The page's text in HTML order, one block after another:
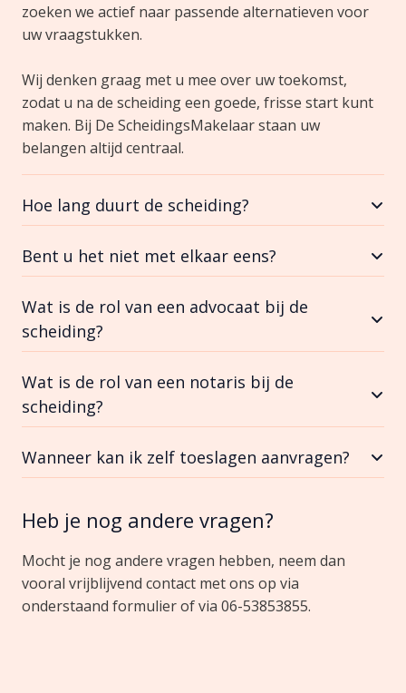
zoeken we actief naar passende alternatieven voor
uw vraagstukken.
Wij denken graag met u mee over uw toekomst,
zodat u na de scheiding een goede, frisse start kunt
maken. Bij De ScheidingsMakelaar staan uw
belangen altijd centraal.
Hoe lang duurt de scheiding?
Bent u het niet met elkaar eens?
Wat is de rol van een advocaat bij de
scheiding?
Wat is de rol van een notaris bij de
scheiding?
Wanneer kan ik zelf toeslagen aanvragen?
Heb je nog andere vragen?
Mocht je nog andere vragen hebben, neem dan
vooral vrijblijvend contact met ons op via
onderstaand formulier of via 06-53853855.